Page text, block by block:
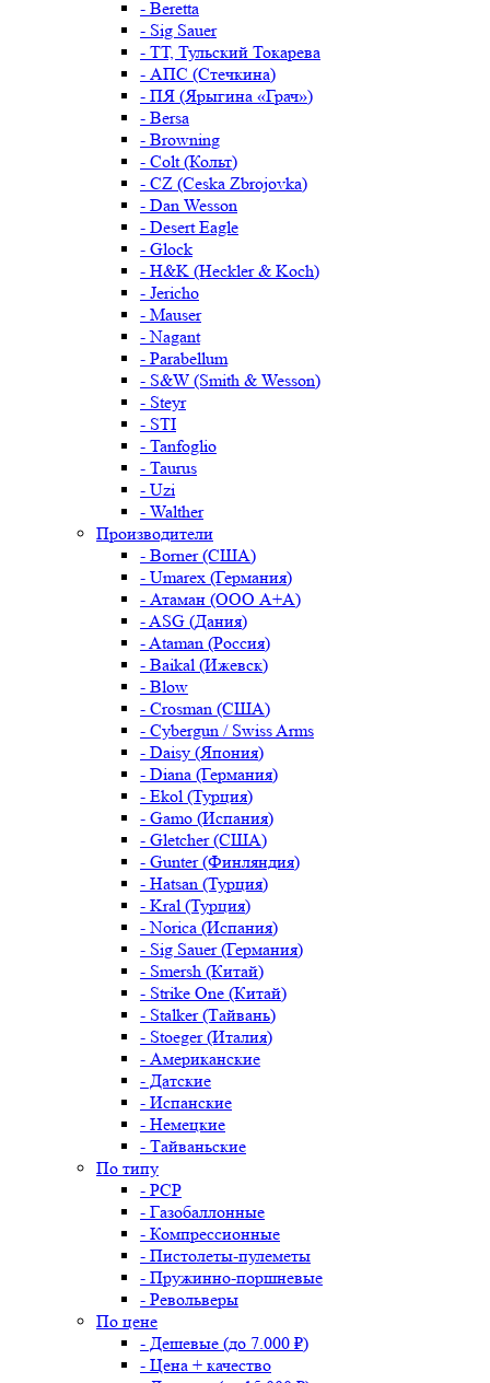
- Beretta
- Sig Sauer
- ТТ, Тульский Токарева
- АПС (Стечкина)
- ПЯ (Ярыгина «Грач»)
- Bersa
- Browning
- Colt (Кольт)
- CZ (Ceska Zbrojovka)
- Dan Wesson
- Desert Eagle
- Glock
- H&K (Heckler & Koch)
- Jericho
- Mauser
- Nagant
- Parabellum
- S&W (Smith & Wesson)
- Steyr
- STI
- Tanfoglio
- Taurus
- Uzi
- Walther
Производители
- Borner (США)
- Umarex (Германия)
- Атаман (ООО А+А)
- ASG (Дания)
- Ataman (Россия)
- Baikal (Ижевск)
- Blow
- Crosman (США)
- Cybergun / Swiss Arms
- Daisy (Япония)
- Diana (Германия)
- Ekol (Турция)
- Gamo (Испания)
- Gletcher (США)
- Gunter (Финляндия)
- Hatsan (Турция)
- Kral (Турция)
- Norica (Испания)
- Sig Sauer (Германия)
- Smersh (Китай)
- Strike One (Китай)
- Stalker (Тайвань)
- Stoeger (Италия)
- Американские
- Датские
- Испанские
- Немецкие
- Тайваньские
По типу
- PCP
- Газобаллонные
- Компрессионные
- Пистолеты-пулеметы
- Пружинно-поршневые
- Револьверы
По цене
- Дешевые (до 7.000 ₽)
- Цена + качество